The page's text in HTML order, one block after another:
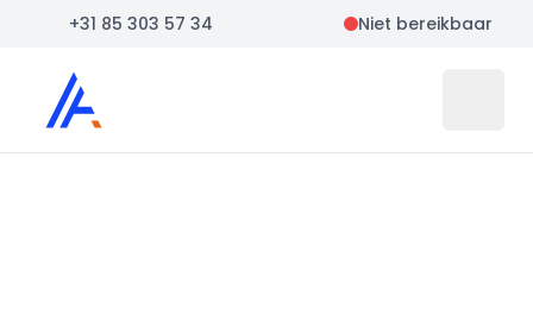
+31 85 303 57 34 Niet bereikbaar
Auto Atlas